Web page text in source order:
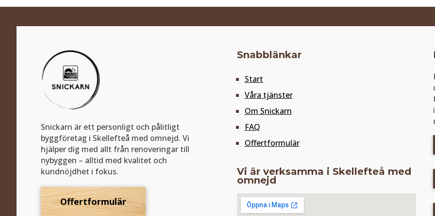
Snickarn är ett personligt och pålitligt
byggföretag i Skellefteå med omnejd. Vi
hjälper dig med allt från renoveringar till
nybyggen – alltid med kvalitet och
kundnöjdhet i fokus.
Offertformulär
Snabblänkar
Start
Våra tjänster
Om Snickarn
FAQ
Offertformulär
Vi är verksamma i Skellefteå med
omnejd